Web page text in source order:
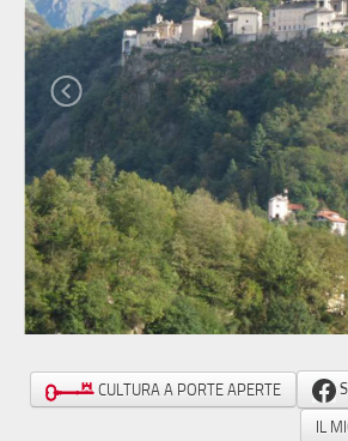
CONTACTS
PRESS
CULTURA A PORTE APERTE
IL